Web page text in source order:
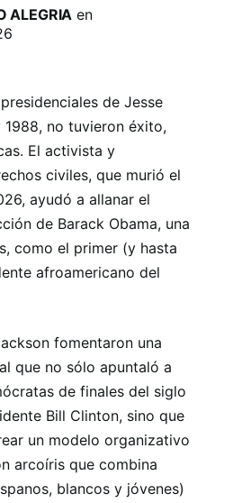
ALEGRIA en
de Jesse
1988, no tuvieron éxito,
El activista y
civiles, que murió el
ayudó a allanar el
de Barack Obama, una
como el primer (y hasta
afroamericano del
fomentaron una
que no sólo apuntaló a
de finales del siglo
Bill Clinton, sino que
un modelo organizativo
arcoíris que combina
blancos y jóvenes)